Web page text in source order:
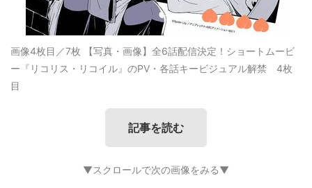
画像4枚目／7枚 【写真・画像】全6話配信決定！ショートムービ
ー『リコリス・リコイル』のPV・各話キービジュアル解禁 4枚
目
記事を読む
▼スクロールで次の画像をみる▼